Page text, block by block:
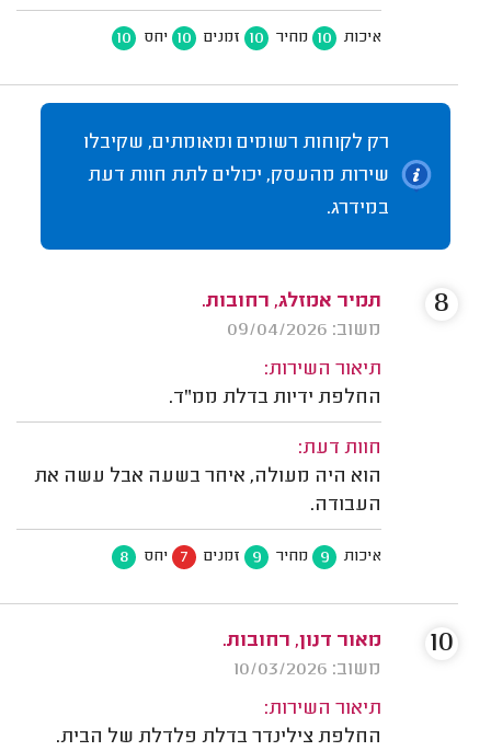
איכות 10 מחיר 10 זמנים 10 יחס 10
רק לקוחות רשומים ומאומתים, שקיבלו
שירות מהעסק, יכולים לתת חוות דעת
במידרג.
תמיר אמזלג, רחובות.
משוב: 09/04/2026
תיאור השירות:
החלפת ידיות בדלת ממ"ד.
חוות דעת:
הוא היה מעולה, איחר בשעה אבל עשה את
העבודה.
איכות 9 מחיר 9 זמנים 7 יחס 8
8
מאור דנון, רחובות.
משוב: 10/03/2026
תיאור השירות:
החלפת צילינדר בדלת פלדלת של הבית.
10